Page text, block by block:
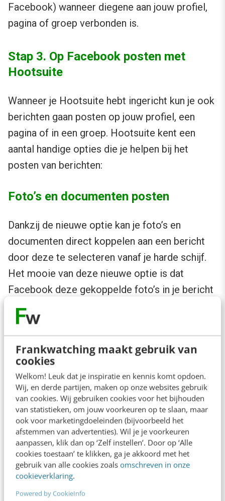
Frankwatching maakt gebruik van
cookies
Welkom! Leuk dat je inspiratie en kennis komt opdoen.
Wij, en derde partijen, maken op onze websites gebruik
van cookies. Wij gebruiken cookies voor het bijhouden
van statistieken, om jouw voorkeuren op te slaan, maar
ook voor marketingdoeleinden (bijvoorbeeld het
afstemmen van advertenties). Wil je je voorkeuren
aanpassen, klik dan op ‘Zelf instellen’. Door op ‘Alle
cookies toestaan’ te klikken, ga je akkoord met het
gebruik van alle cookies zoals omschreven in onze
cookieverklaring.
Powered by CookieInfo
Facebook) wanneer diegene aan jouw profiel,
pagina of groep verbonden is.
Stap 3. Op Facebook posten met
Hootsuite
Wanneer je Hootsuite hebt ingericht kun je ook
berichten gaan posten op jouw profiel, een
pagina of in een groep. Hootsuite kent een
aantal handige opties die je helpen bij het
posten van berichten:
Foto’s en documenten posten
Dankzij de nieuwe optie kan je foto’s en
documenten direct koppelen aan een bericht
door deze te selecteren vanaf je harde schijf.
Het mooie van deze nieuwe optie is dat
Facebook deze gekoppelde foto’s in je bericht
nu ook toont als foto en niet als link naar de
foto. Hootsuite voegt de foto’s automatisch
toe aan een nieuw album.
Geo-campaigning
Wanneer je toegang hebt tot de enterprise
versie van Hootsuite, heb je sinds de laatste
wijziging de mogelijkheid om een locatie toe te
voegen aan je berichten. Facebook houdt
rekening met deze Geo-tag bij het wel of niet
tonen van een bericht in iemands